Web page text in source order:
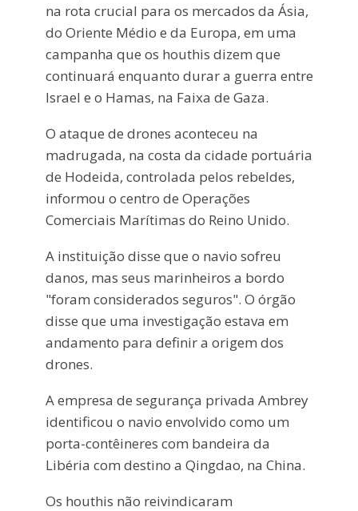
na rota crucial para os mercados da Ásia,
do Oriente Médio e da Europa, em uma
campanha que os houthis dizem que
continuará enquanto durar a guerra entre
Israel e o Hamas, na Faixa de Gaza.
O ataque de drones aconteceu na
madrugada, na costa da cidade portuária
de Hodeida, controlada pelos rebeldes,
informou o centro de Operações
Comerciais Marítimas do Reino Unido.
A instituição disse que o navio sofreu
danos, mas seus marinheiros a bordo
"foram considerados seguros". O órgão
disse que uma investigação estava em
andamento para definir a origem dos
drones.
A empresa de segurança privada Ambrey
identificou o navio envolvido como um
porta-contêineres com bandeira da
Libéria com destino a Qingdao, na China.
Os houthis não reivindicaram